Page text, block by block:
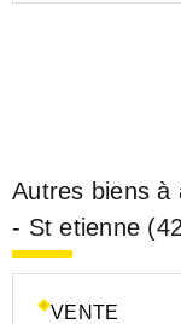
Autres biens à
- St etienne
VENTE